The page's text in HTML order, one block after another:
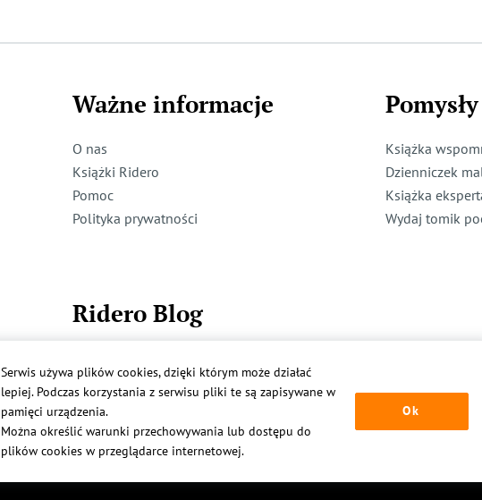
Ważne informacje
O nas
Książki Ridero
Pomoc
Polityka prywatności
Książka
Dzienniczek
Książka
Wydaj tomik
Ridero Blog
Więcej
Serwis używa plików cookies, dzięki którym może działać
lepiej. Podczas korzystania z serwisu pliki te są zapisywane w
pamięci urządzenia.
Można określić warunki przechowywania lub dostępu do
plików cookies w przeglądarce internetowej.
Ok